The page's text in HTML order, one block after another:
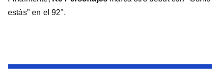
estás" en el 92°.